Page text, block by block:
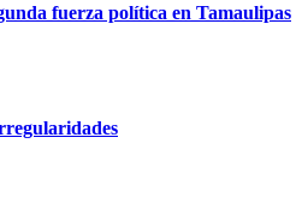
fuerza política en Tamaulipas